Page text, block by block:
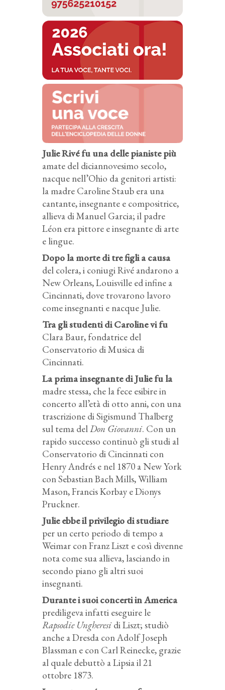
Julie Rivé fu una delle pianiste più
amate del diciannovesimo secolo,
nacque nell’Ohio da genitori artisti:
la madre Caroline Staub era una
cantante, insegnante e compositrice,
allieva di Manuel Garcia; il padre
Léon era pittore e insegnante di arte
e lingue.
Dopo la morte di tre figli a causa
del colera, i coniugi Rivé andarono a
New Orleans, Louisville ed infine a
Cincinnati, dove trovarono lavoro
come insegnanti e nacque Julie.
Tra gli studenti di Caroline vi fu
Clara Baur, fondatrice del
Conservatorio di Musica di
Cincinnati.
La prima insegnante di Julie fu la
madre stessa, che la fece esibire in
concerto all’età di otto anni, con una
trascrizione di Sigismund Thalberg
sul tema delDon Giovanni. Con un
rapido successo continuò gli studi al
Conservatorio di Cincinnati con
Henry Andrés e nel 1870 a New York
con Sebastian Bach Mills, William
Mason, Francis Korbay e Dionys
Pruckner.
Julie ebbe il privilegio di studiare
per un certo periodo di tempo a
Weimar con Franz Liszt e così divenne
nota come sua allieva, lasciando in
secondo piano gli altri suoi
insegnanti.
Durante i suoi concerti in America
prediligeva infatti eseguire le
Rapsodie Ungheresi di Liszt; studiò
anche a Dresda con Adolf Joseph
Blassman e con Carl Reinecke, grazie
al quale debuttò a Lipsia il 21
ottobre 1873.